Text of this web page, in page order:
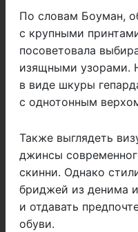
По словам Боуман,
с крупными
посоветовала
изящными узорами.
в виде шкуры
с однотонным
Также выглядеть
джинсы
скинни. Однако
бриджей из денима
и отдавать
обуви.